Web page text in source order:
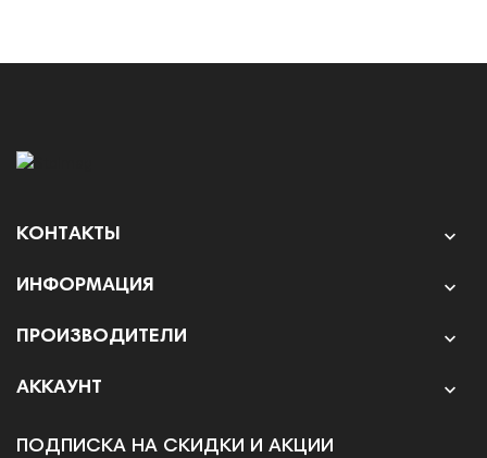
КОНТАКТЫ 
ИНФОРМАЦИЯ 
ПРОИЗВОДИТЕЛИ 
АККАУНТ 
ПОДПИСКА НА СКИДКИ И АКЦИИ